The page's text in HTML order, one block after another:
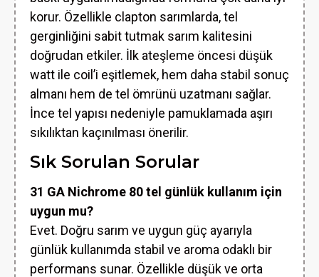
korur. Özellikle clapton sarımlarda, tel
gerginliğini sabit tutmak sarım kalitesini
doğrudan etkiler. İlk ateşleme öncesi düşük
watt ile coil’i eşitlemek, hem daha stabil sonuç
almanı hem de tel ömrünü uzatmanı sağlar.
İnce tel yapısı nedeniyle pamuklamada aşırı
sıkılıktan kaçınılması önerilir.
Sık Sorulan Sorular
31 GA Nichrome 80 tel günlük kullanım için
uygun mu?
Evet. Doğru sarım ve uygun güç ayarıyla
günlük kullanımda stabil ve aroma odaklı bir
performans sunar. Özellikle düşük ve orta